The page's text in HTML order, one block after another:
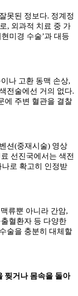
못된 정보다. 정계정
, 외과적 치료 중 가
미경 수술’과 대등
나 고환 동맥 손상,
전술에선 거의 없다.
에 주변 혈관을 결찰
션(중재시술) 영상
선진국에서는 색전
나로 확고히 인정받
류뿐 아니라 간암,
혈환자 등 다양한
술을 충분히 대체할
찢거나 몸속을 돌아